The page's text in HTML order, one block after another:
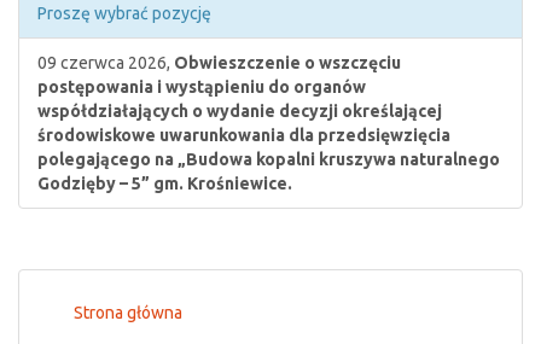
Proszę wybrać pozycję
09 czerwca 2026, Obwieszczenie o wszczęciu
postępowania i wystąpieniu do organów
współdziałających o wydanie decyzji określającej
środowiskowe uwarunkowania dla przedsięwzięcia
polegającego na „Budowa kopalni kruszywa naturalnego
Godzięby – 5” gm. Krośniewice.
Strona główna